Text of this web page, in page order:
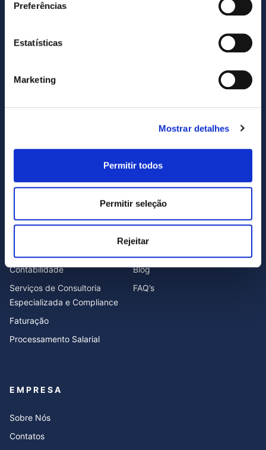
Preferências
Estatísticas
Marketing
Mostrar detalhes
Permitir todos
Permitir seleção
Rejeitar
newsletter
Eu li e concordo com o sitepolítica de privacidadee
Contabilidade
Serviços de Consultoria
Especializada e Compliance
Faturação
Processamento Salarial
RECURSOS
Blog
FAQ’s
EMPRESA
Sobre Nós
Contatos